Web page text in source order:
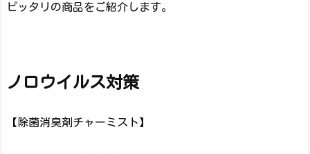
ピッタリの商品をご紹介します。
ノロウイルス対策
【除菌消臭剤チャーミスト】